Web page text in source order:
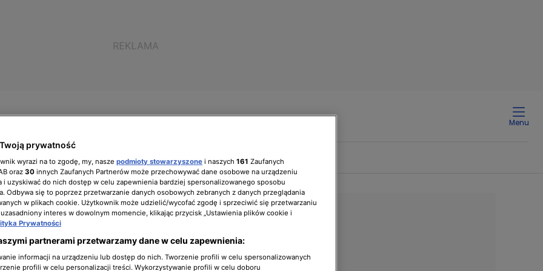
Menu
zarządzającyBiuro prasowe Kariera
z cynamonu
prywatność
wyrazi na to zgodę, my, nasze podmioty stowarzyszone i naszych 161 Zaufanych
oraz 30 innych Zaufanych Partnerów może przechowywać dane osobowe na urządzeniu
i uzyskiwać do nich dostęp w celu zapewnienia bardziej spersonalizowanego sposobu
Odbywa się to poprzez przetwarzanie danych osobowych zebranych z danych przeglądania
w plikach cookie. Użytkownik może udzielić/wycofać zgodę i sprzeciwić się przetwarzaniu
interes w dowolnym momencie, klikając przycisk „Ustawienia plików cookie i
Prywatności
partnerami przetwarzamy dane w celu zapewnienia:
informacji na urządzeniu lub dostęp do nich. Tworzenie profili w celu spersonalizowanych
profili w celu personalizacji treści. Wykorzystywanie profili w celu doboru